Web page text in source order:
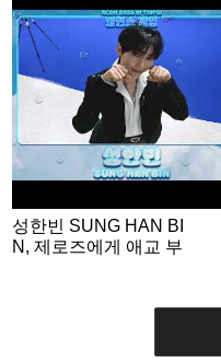
성한빈 SUNG HAN BI
N, 제로즈에게 애교 부
d you rather’ game EN